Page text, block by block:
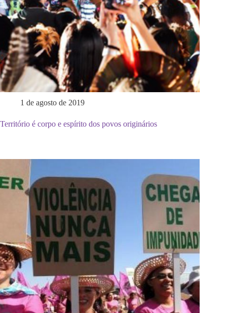
1 de agosto de 2019
Território é corpo e espírito dos povos originários